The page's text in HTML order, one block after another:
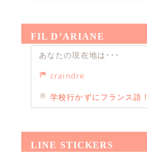
FIL D’ARIANE
あなたの現在地は･･･
craindre
学校行かずにフランス語！
LINE STICKERS